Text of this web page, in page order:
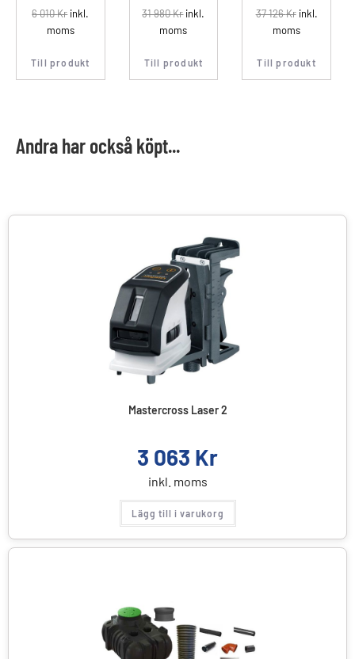
6 010Krinkl.
moms
Till produkt
31 980Krinkl.
moms
Till produkt
37 126Krinkl.
moms
Till produkt
Andra har också köpt...
Mastercross Laser 2
3 063 Kr
inkl. moms
Lägg till i varukorg